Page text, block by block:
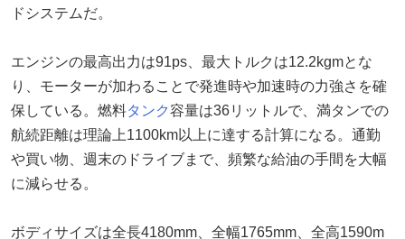
ドシステムだ。
エンジンの最高出力は91ps、最大トルクは12.2kgmとな
り、モーターが加わることで発進時や加速時の力強さを確
保している。燃料タンク容量は36リットルで、満タンでの
航続距離は理論上1100km以上に達する計算になる。通勤
や買い物、週末のドライブまで、頻繁な給油の手間を大幅
に減らせる。
ボディサイズは全長4180mm、全幅1765mm、全高1590m